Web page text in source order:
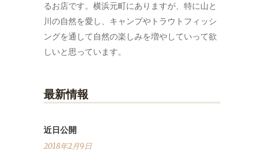
るお店です。横浜元町にありますが、特に山と
川の自然を愛し、キャンプやトラウトフィッシ
ングを通して自然の楽しみを増やしていって欲
しいと思っています。
最新情報
近日公開
2018年2月9日